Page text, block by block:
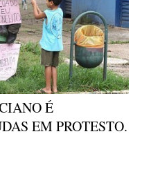
É
EM PROTESTO.